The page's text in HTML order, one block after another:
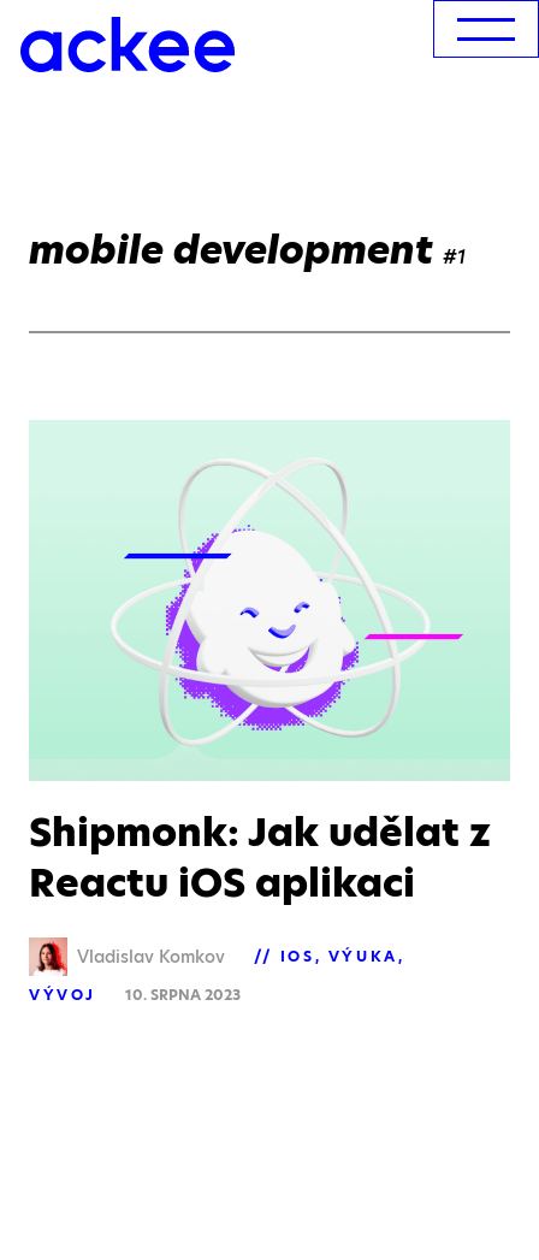
mobile development #1
Shipmonk: Jak udělat z
Reactu iOS aplikaci
Vladislav Komkov IOS
VÝUKA
VÝVOJ
10. SRPNA 2023